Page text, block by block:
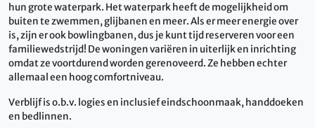
hun grote waterpark. Het waterpark heeft de mogelijkheid om
buiten te zwemmen, glijbanen en meer. Als er meer energie over
is, zijn er ook bowlingbanen, dus je kunt tijd reserveren voor een
familiewedstrijd! De woningen variëren in uiterlijk en inrichting
omdat ze voortdurend worden gerenoveerd. Ze hebben echter
allemaal een hoog comfortniveau.
Verblijf is o.b.v. logies en inclusief eindschoonmaak, handdoeken
en bedlinnen.